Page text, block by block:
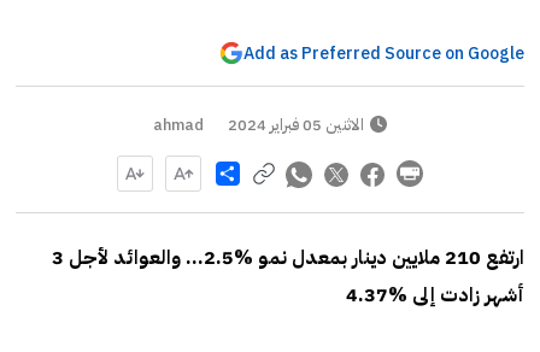
Add as Preferred Source on Google
الاثنين 05 فبراير 2024 ahmad
Share
ارتفع 210 ملايين دينار بمعدل نمو %2.5… والعوائد لأجل 3
أشهر زادت إلى %4.37